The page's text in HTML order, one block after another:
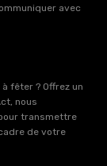
avec
fêter ? Offrez un
nous
transmettre
de votre